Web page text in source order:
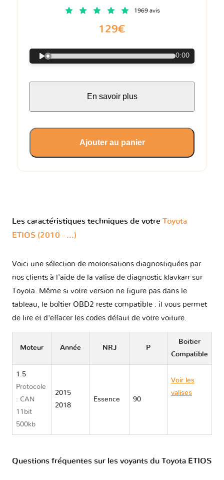
1969 avis
129€
0:00
En savoir plus
Ajouter au panier
Les caractéristiques techniques de votre Toyota
ETIOS (2010 - ...)
Voici une sélection de motorisations diagnostiquées par
nos clients à l'aide de la valise de diagnostic klavkarr sur
Toyota. Même si votre version ne figure pas dans le
tableau, le boîtier OBD2 reste compatible : il vous permet
de lire et d'effacer les codes défaut de votre voiture.
Moteur Année NRJ P
Boitier
Compatible
1.5
Protocole
: CAN
11bit
500kb
2015
2018
Essence 90
Voir les
valises
Questions fréquentes sur les voyants du Toyota ETIOS